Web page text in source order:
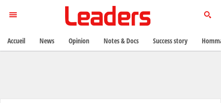
Accueil News Opinion Notes & Docs Success story